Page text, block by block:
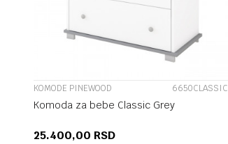
KOMODE PINEWOOD 6650CLASSIC
Komoda za bebe Classic Grey
25.400,00 RSD